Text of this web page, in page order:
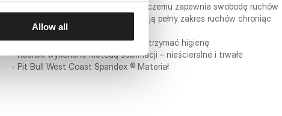
Allow all
- elastyczna w 4 kierunkach dzięki czemu zapewnia swobodę ruchów
- płaskie elastyczne szwy umożliwiają pełny zakres ruchów chroniąc
ciało przed obtarciami naskórka
- szybkoschnący materiał pomaga utrzymać higienę
- nadruki wykonane metodą sublimacji – nieścieralne i trwałe
- Pit Bull West Coast Spandex ® Materiał